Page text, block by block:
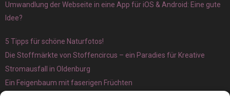
Umwandlung der Webseite in eine App für iOS & Android: Eine gute
Idee?
5 Tipps für schöne Naturfotos!
Die Stoffmärkte von Stoffencircus – ein Paradies für Kreative
Stromausfall in Oldenburg
Ein Feigenbaum mit faserigen Früchten